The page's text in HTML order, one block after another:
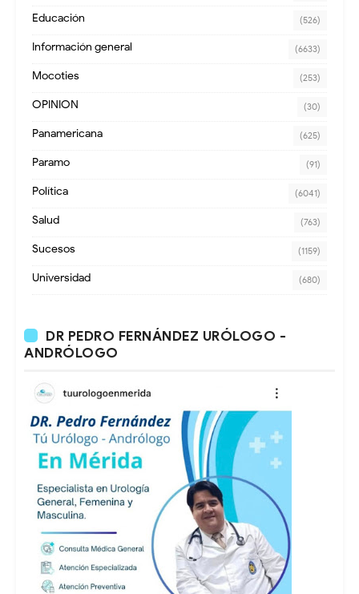
Educación (526)
Información general (6633)
Mocoties (253)
OPINION (30)
Panamericana (625)
Paramo (91)
Política (6041)
Salud (763)
Sucesos (1159)
Universidad (680)
DR PEDRO FERNÁNDEZ URÓLOGO -
ANDRÓLOGO